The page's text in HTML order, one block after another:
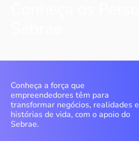
Conheça a força que
empreendedores têm para
transformar negócios, realidades e
histórias de vida, com o apoio do
Sebrae.